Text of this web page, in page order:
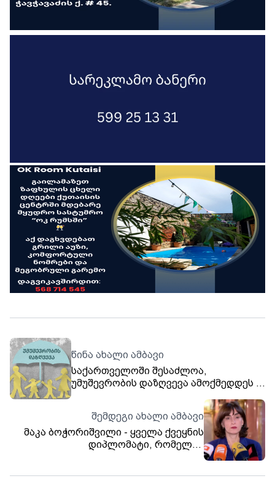
წინა ახალი ამბავი
საქართველოში შესაძლოა,
უმუშევრობის დაზღვევა ამოქმედდეს -
შემდეგი ახალი ამბავი
მაკა ბოჭორიშვილი - ყველა ქვეყნის
დიპლომატი, რომელიც